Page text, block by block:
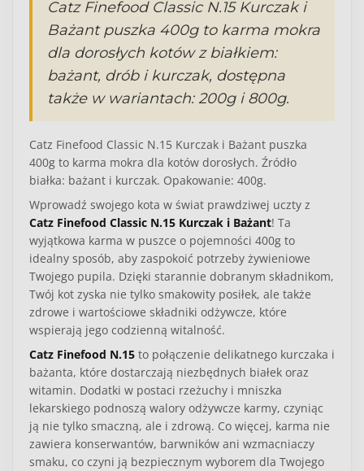
Catz Finefood Classic N.15 Kurczak i
Bażant puszka 400g to karma mokra
dla dorosłych kotów z białkiem:
bażant, drób i kurczak, dostępna
także w wariantach: 200g i 800g.
Catz Finefood Classic N.15 Kurczak i Bażant puszka
400g to karma mokra dla kotów dorosłych. Źródło
białka: bażant i kurczak. Opakowanie: 400g.
Wprowadź swojego kota w świat prawdziwej uczty z
Catz Finefood Classic N.15 Kurczak i Bażant! Ta
wyjątkowa karma w puszce o pojemności 400g to
idealny sposób, aby zaspokoić potrzeby żywieniowe
Twojego pupila. Dzięki starannie dobranym składnikom,
Twój kot zyska nie tylko smakowity posiłek, ale także
zdrowe i wartościowe składniki odżywcze, które
wspierają jego codzienną witalność.
Catz Finefood N.15 to połączenie delikatnego kurczaka i
bażanta, które dostarczają niezbędnych białek oraz
witamin. Dodatki w postaci rzeżuchy i mniszka
lekarskiego podnoszą walory odżywcze karmy, czyniąc
ją nie tylko smaczną, ale i zdrową. Co więcej, karma nie
zawiera konserwantów, barwników ani wzmacniaczy
smaku, co czyni ją bezpiecznym wyborem dla Twojego